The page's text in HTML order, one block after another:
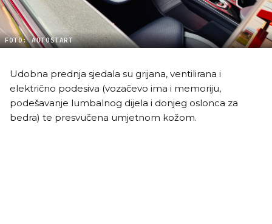
FOTO: AUTOSTART
Udobna prednja sjedala su grijana, ventilirana i
električno podesiva (vozačevo ima i memoriju,
podešavanje lumbalnog dijela i donjeg oslonca za
bedra) te presvučena umjetnom kožom.